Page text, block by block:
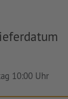
10:00 Uhr